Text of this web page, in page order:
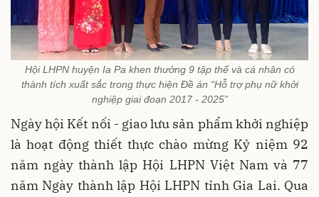
Hội LHPN huyện Ia Pa khen thưởng 9 tập thể và cá nhân có
thành tích xuất sắc trong thực hiện Đề án “Hỗ trợ phụ nữ khởi
nghiệp giai đoạn 2017 - 2025”
Ngày hội Kết nối - giao lưu sản phẩm khởi nghiệp
là hoạt động thiết thực chào mừng Kỷ niệm 92
năm ngày thành lập Hội LHPN Việt Nam và 77
năm Ngày thành lập Hội LHPN tỉnh Gia Lai. Qua